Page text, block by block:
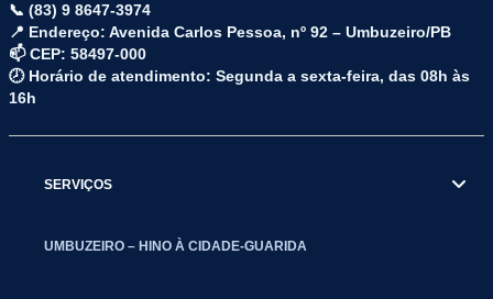
📞 (83) 9 8647-3974
📍 Endereço: Avenida Carlos Pessoa, nº 92 – Umbuzeiro/PB
📫 CEP: 58497-000
🕗 Horário de atendimento: Segunda a sexta-feira, das 08h às
16h
SERVIÇOS
UMBUZEIRO – HINO À CIDADE-GUARIDA